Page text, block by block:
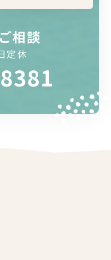
相談
定休